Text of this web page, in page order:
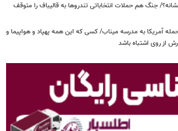
جنگ هم حملات انتخاباتی تندروها به قالیباف را متوقف
آمریکا به مدرسه میناب/ کسی که این همه پهپاد و هواپیما و
از روی اشتباه باشد